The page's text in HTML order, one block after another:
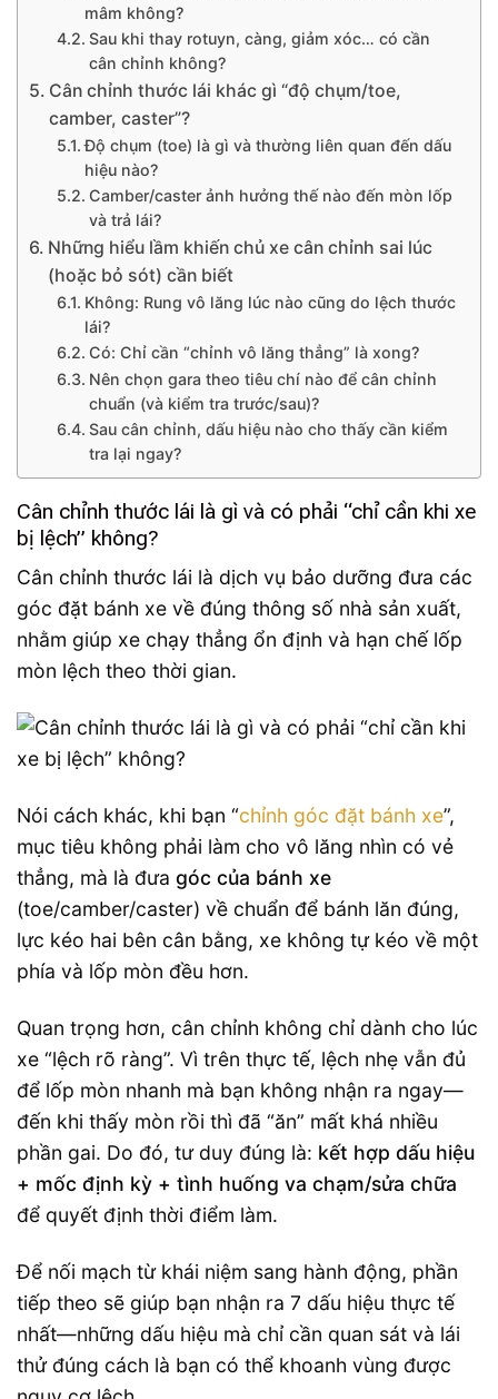
mâm không?
Sau khi thay rotuyn, càng, giảm xóc… có cần
cân chỉnh không?
Cân chỉnh thước lái khác gì “độ chụm/toe,
camber, caster”?
Độ chụm (toe) là gì và thường liên quan đến dấu
hiệu nào?
Camber/caster ảnh hưởng thế nào đến mòn lốp
và trả lái?
Những hiểu lầm khiến chủ xe cân chỉnh sai lúc
(hoặc bỏ sót) cần biết
Không: Rung vô lăng lúc nào cũng do lệch thước
lái?
Có: Chỉ cần “chỉnh vô lăng thẳng” là xong?
Nên chọn gara theo tiêu chí nào để cân chỉnh
chuẩn (và kiểm tra trước/sau)?
Sau cân chỉnh, dấu hiệu nào cho thấy cần kiểm
tra lại ngay?
Cân chỉnh thước lái là gì và có phải “chỉ cần khi xe
bị lệch” không?
Cân chỉnh thước lái là dịch vụ bảo dưỡng đưa các
góc đặt bánh xe về đúng thông số nhà sản xuất,
nhằm giúp xe chạy thẳng ổn định và hạn chế lốp
mòn lệch theo thời gian.
Nói cách khác, khi bạn “chỉnh góc đặt bánh xe”,
mục tiêu không phải làm cho vô lăng nhìn có vẻ
thẳng, mà là đưa góc của bánh xe
(toe/camber/caster) về chuẩn để bánh lăn đúng,
lực kéo hai bên cân bằng, xe không tự kéo về một
phía và lốp mòn đều hơn.
Quan trọng hơn, cân chỉnh không chỉ dành cho lúc
xe “lệch rõ ràng”. Vì trên thực tế, lệch nhẹ vẫn đủ
để lốp mòn nhanh mà bạn không nhận ra ngay—
đến khi thấy mòn rồi thì đã “ăn” mất khá nhiều
phần gai. Do đó, tư duy đúng là: kết hợp dấu hiệu
+ mốc định kỳ + tình huống va chạm/sửa chữa
để quyết định thời điểm làm.
Để nối mạch từ khái niệm sang hành động, phần
tiếp theo sẽ giúp bạn nhận ra 7 dấu hiệu thực tế
nhất—những dấu hiệu mà chỉ cần quan sát và lái
thử đúng cách là bạn có thể khoanh vùng được